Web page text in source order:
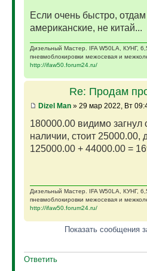
Если очень быстро,
американские, не китай...
Дизельный Мастер. IFA W50LA, КУНГ,
пневмоблокировки межосевая и
http://ifaw50.forum24.ru/
Re: Продам
Dizel Man» 29 мар 2022, Вт
180000.00 видимо загнул
наличии, стоит 25000.00,
125000.00 + 44000.00 =
Дизельный Мастер. IFA W50LA, КУНГ,
пневмоблокировки межосевая и
http://ifaw50.forum24.ru/
Показать сообщения
Ответить